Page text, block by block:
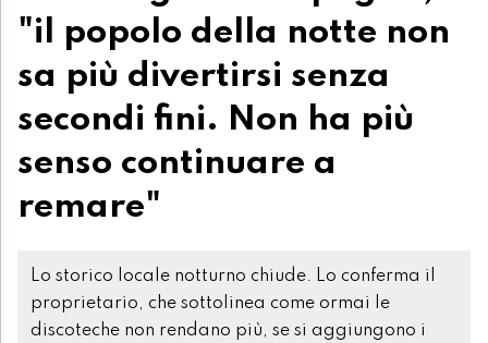
"il popolo della notte non
sa più divertirsi senza
secondi fini. Non ha più
senso continuare a
remare"
Lo storico locale notturno chiude. Lo conferma il
proprietario, che sottolinea come ormai le
discoteche non rendano più, se si aggiungono i